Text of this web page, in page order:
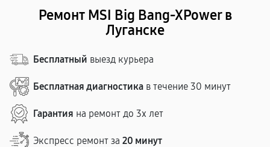
Ремонт MSI Big Bang-XPower в
Луганске
Бесплатный выезд курьера
Бесплатная диагностика в течение 30 минут
Гарантия на ремонт до 3х лет
Экспресс ремонт за 20 минут